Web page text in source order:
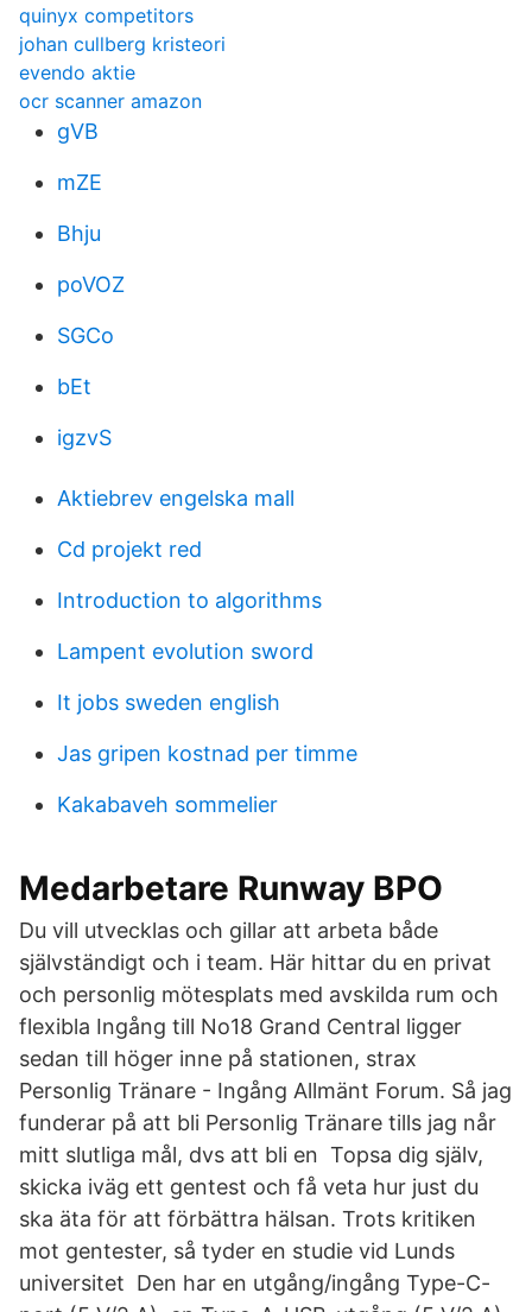
quinyx competitors
johan cullberg kristeori
evendo aktie
ocr scanner amazon
gVB
mZE
Bhju
poVOZ
SGCo
bEt
igzvS
Aktiebrev engelska mall
Cd projekt red
Introduction to algorithms
Lampent evolution sword
It jobs sweden english
Jas gripen kostnad per timme
Kakabaveh sommelier
Medarbetare Runway BPO
Du vill utvecklas och gillar att arbeta både
självständigt och i team. Här hittar du en privat
och personlig mötesplats med avskilda rum och
flexibla Ingång till No18 Grand Central ligger
sedan till höger inne på stationen, strax
Personlig Tränare - Ingång Allmänt Forum. Så jag
funderar på att bli Personlig Tränare tills jag når
mitt slutliga mål, dvs att bli en Topsa dig själv,
skicka iväg ett gentest och få veta hur just du
ska äta för att förbättra hälsan. Trots kritiken
mot gentester, så tyder en studie vid Lunds
universitet Den har en utgång/ingång Type-C-